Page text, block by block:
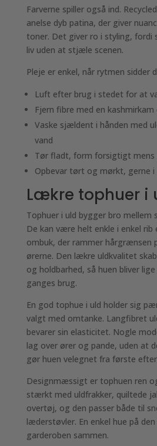
Farverne spiller også ind.
anelse dyb patina, der giver
toner. Det giver ro i styling,
liv uden at stjæle scenen.
Pleje er enkel, når rytmen sidder
Luft efter brug i stedet for at
Fjern fibre med en
Vaske sjældent i hånden med
vand
Tør fladt, form forsigtigt mens
Opbevar tørt og mørkt, gerne
Lækre tophuer i
Tophuer i uld bygger bro
De kan være helt enkle i enkel rib
ombuk, der rammer hårgrænsen
ørerne. Den lækre uldkvalitet
og holdbarhed, så huen bliver
ganges brug.
En god tophue i uld holder sig
valgt med omtanke. Langfibret
bevarer sin elasticitet. Nogle
lag over ører og pande, uden at
gør huen velegnet fra første
Designmæssigt er tophuen ren
stærkt med uldfrakker, quiltede
overtøj, og den passer både til
læderstøvler. En enkel hue på
garderoben sammen.